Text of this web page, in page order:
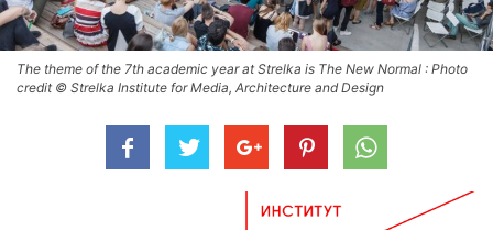
The theme of the 7th academic year at Strelka is The New Normal : Photo
credit © Strelka Institute for Media, Architecture and Design